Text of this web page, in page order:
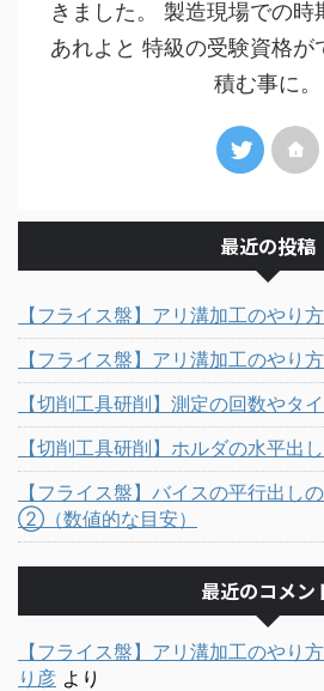
きました。 製造現場での時
あれよと 特級の受験資格が
積む事に。
最近の投稿
【フライス盤】アリ溝加工のやり
【フライス盤】アリ溝加工のやり
【切削工具研削】測定の回数やタ
【切削工具研削】ホルダの水平出
【フライス盤】バイスの平行出し
②（数値的な目安）
最近のコメン
【フライス盤】アリ溝加工のやり
り彦 より